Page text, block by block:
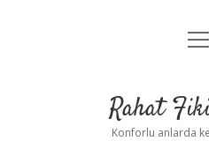
Yasal
Rahat
Konforlu anlarda